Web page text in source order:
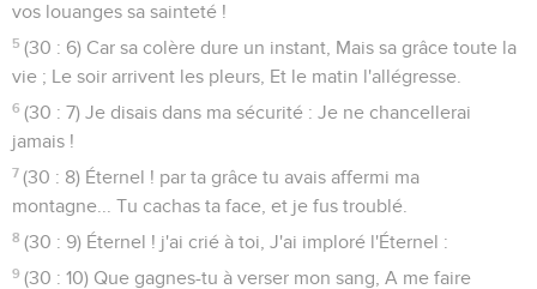
vos louanges sa sainteté !
5 (30 : 6) Car sa colère dure un instant, Mais sa grâce toute la
vie ; Le soir arrivent les pleurs, Et le matin l'allégresse.
6 (30 : 7) Je disais dans ma sécurité : Je ne chancellerai
jamais !
7 (30 : 8) Éternel ! par ta grâce tu avais affermi ma
montagne... Tu cachas ta face, et je fus troublé.
8 (30 : 9) Éternel ! j'ai crié à toi, J'ai imploré l'Éternel :
9 (30 : 10) Que gagnes-tu à verser mon sang, A me faire